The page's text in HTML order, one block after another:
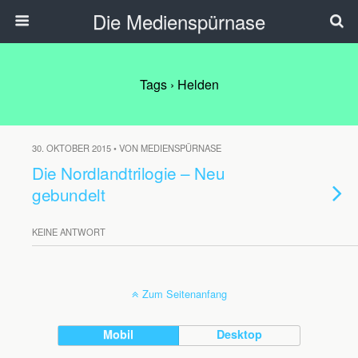
Die Medienspürnase
Tags › Helden
30. OKTOBER 2015 • VON MEDIENSPÜRNASE
Die Nordlandtrilogie – Neu
gebundelt
KEINE ANTWORT
Zum Seitenanfang
Mobil Desktop